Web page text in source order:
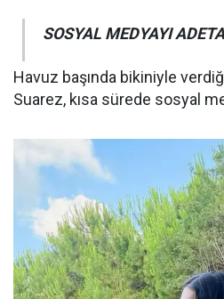
SOSYAL MEDYAYI
Havuz başında bikiniyle
Suarez, kısa sürede sosyal